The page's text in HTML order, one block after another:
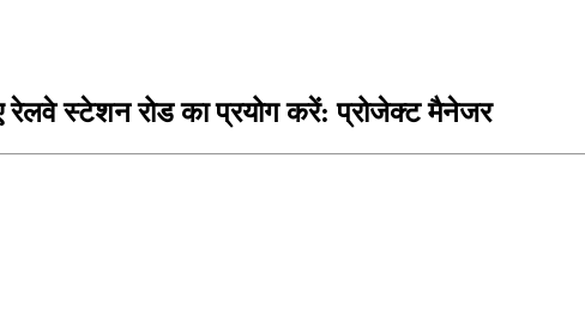
स्टेशन रोड का प्रयोग करें: प्रोजेक्ट मैनेजर